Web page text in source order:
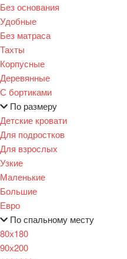
Без основания
Удобные
Без матраса
Тахты
Корпусные
Деревянные
С бортиками
По размеру
Детские кровати
Для подростков
Для взрослых
Узкие
Маленькие
Большие
Евро
По спальному месту
80х180
90х200